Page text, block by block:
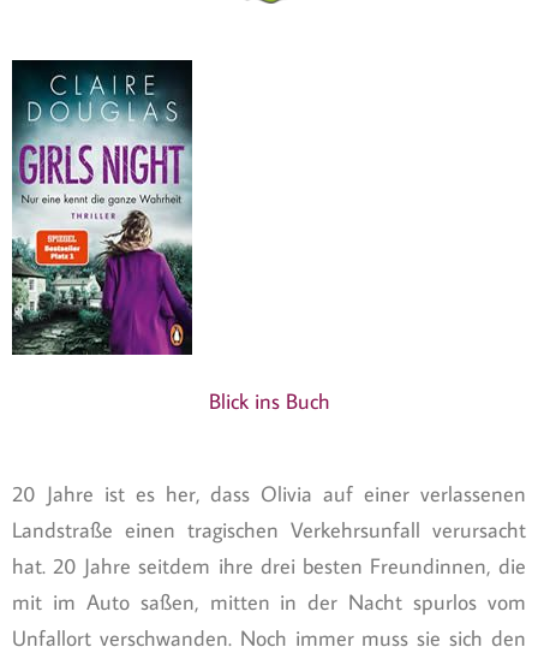
Blick ins Buch
20 Jahre ist es her, dass Olivia auf einer verlassenen
Landstraße einen tragischen Verkehrsunfall verursacht
hat. 20 Jahre seitdem ihre drei besten Freundinnen, die
mit im Auto saßen, mitten in der Nacht spurlos vom
Unfallort verschwanden. Noch immer muss sie sich den